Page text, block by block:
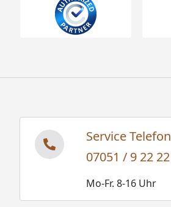
Service Telefon
07051 / 9 22 22
Mo-Fr. 8-16 Uhr